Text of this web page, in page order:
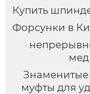
Купить
Форсунки в
муфты для